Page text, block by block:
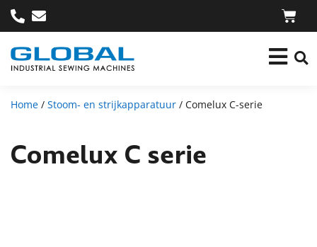
Home / Stoom- en strijkapparatuur / Comelux C-serie
Comelux C serie